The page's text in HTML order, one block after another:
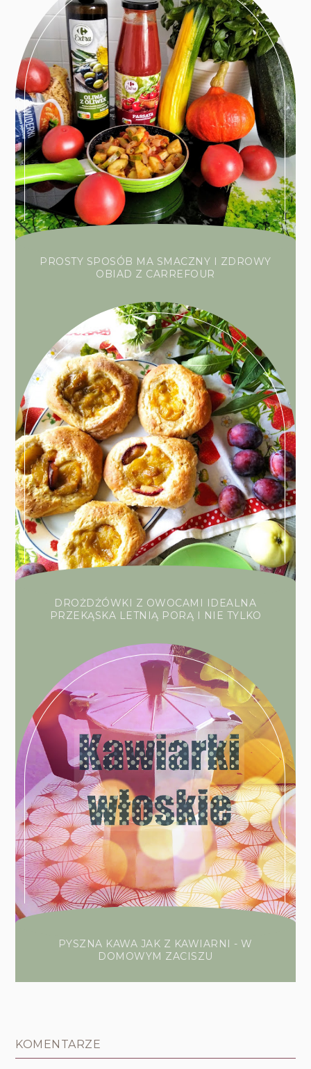
PROSTY SPOSÓB MA SMACZNY I ZDROWY
OBIAD Z CARREFOUR
DROŻDŻÓWKI Z OWOCAMI IDEALNA
PRZEKĄSKA LETNIĄ PORĄ I NIE TYLKO
PYSZNA KAWA JAK Z KAWIARNI - W
DOMOWYM ZACISZU
KOMENTARZE